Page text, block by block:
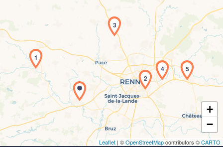
Chargement de la carte en cours...
1
2
3
4 5
+
−
Leaflet | ©OpenStreetMapcontributors ©CARTO